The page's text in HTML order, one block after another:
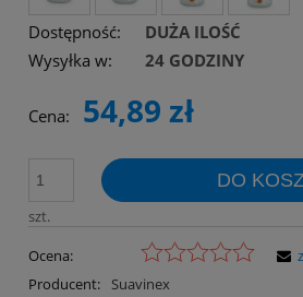
Dostępność:
DUŻA ILOŚĆ
Wysyłka w:
24 GODZINY
Cena: 54,89 zł
szt.
DO
Ocena:
Producent:
Suavinex